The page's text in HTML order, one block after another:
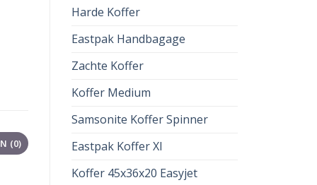
Harde Koffer
Eastpak Handbagage
Zachte Koffer
Koffer Medium
Samsonite Koffer Spinner
Eastpak Koffer Xl
Koffer 45x36x20 Easyjet
(0)